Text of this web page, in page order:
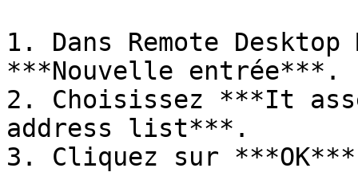
1. Dans Remote
***Nouvelle entrée***.
2. Choisissez ***It
address list***.
3. Cliquez sur